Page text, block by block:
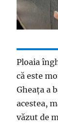
Ploaia
că este
Gheața a
acestea,
văzut de